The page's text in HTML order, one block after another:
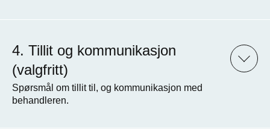
Tillit og kommunikasjon
(valgfritt)
Spørsmål om tillit til, og kommunikasjon med
behandleren.